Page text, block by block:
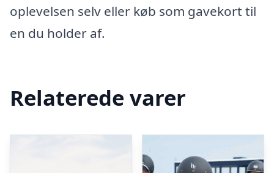
oplevelsen selv eller køb som gavekort til
en du holder af.
Relaterede varer